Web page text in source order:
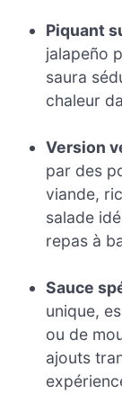
Piquant
jalapeño
saura
chaleur
Version
par des
viande,
salade
repas à
Sauce
unique,
ou de
ajouts